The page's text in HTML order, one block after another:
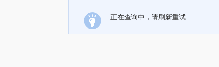
正在查询中，请刷新重试